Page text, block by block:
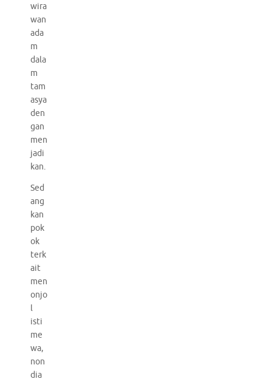
wira
wan
ada
m
dala
m
tam
asya
den
gan
men
jadi
kan.
Sed
ang
kan
pok
ok
terk
ait
men
onjo
l
isti
me
wa,
non
dia